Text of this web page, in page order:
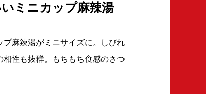
ミニカップ麻辣湯
麻辣湯がミニサイズに。しびれ
性も抜群。もちもち食感のさつ